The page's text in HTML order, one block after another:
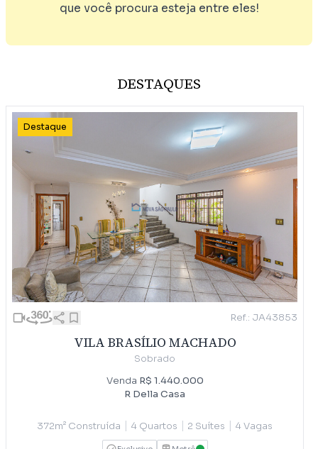
que você procura esteja entre eles!
DESTAQUES
Destaque
Ref.: JA43853
VILA BRASÍLIO MACHADO
Sobrado
Venda R$ 1.440.000
R Della Casa
372m² Construída | 4 Quartos | 2 Suítes | 4 Vagas